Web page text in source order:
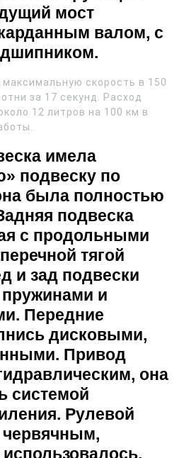
мост
валом, с
скорость в 150
за 17 секунд. Расход
12 литров на 100 км в
имела
подвеску по
была полностью
подвеска
с продольными
тягой
и зад подвески
и
Передние
дисковыми,
Привод
она
системой
Рулевой